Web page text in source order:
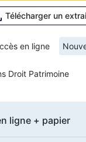
Télécharger un
en ligne
Droit Patrimoine
ligne + papier